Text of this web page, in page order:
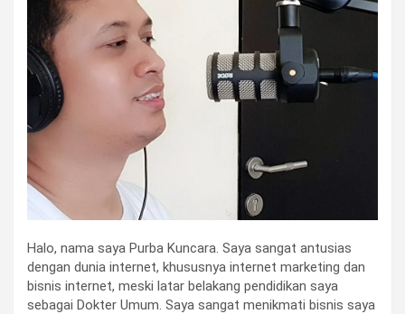
Halo, nama saya Purba Kuncara. Saya sangat antusias
dengan dunia internet, khususnya internet marketing dan
bisnis internet, meski latar belakang pendidikan saya
sebagai Dokter Umum. Saya sangat menikmati bisnis saya